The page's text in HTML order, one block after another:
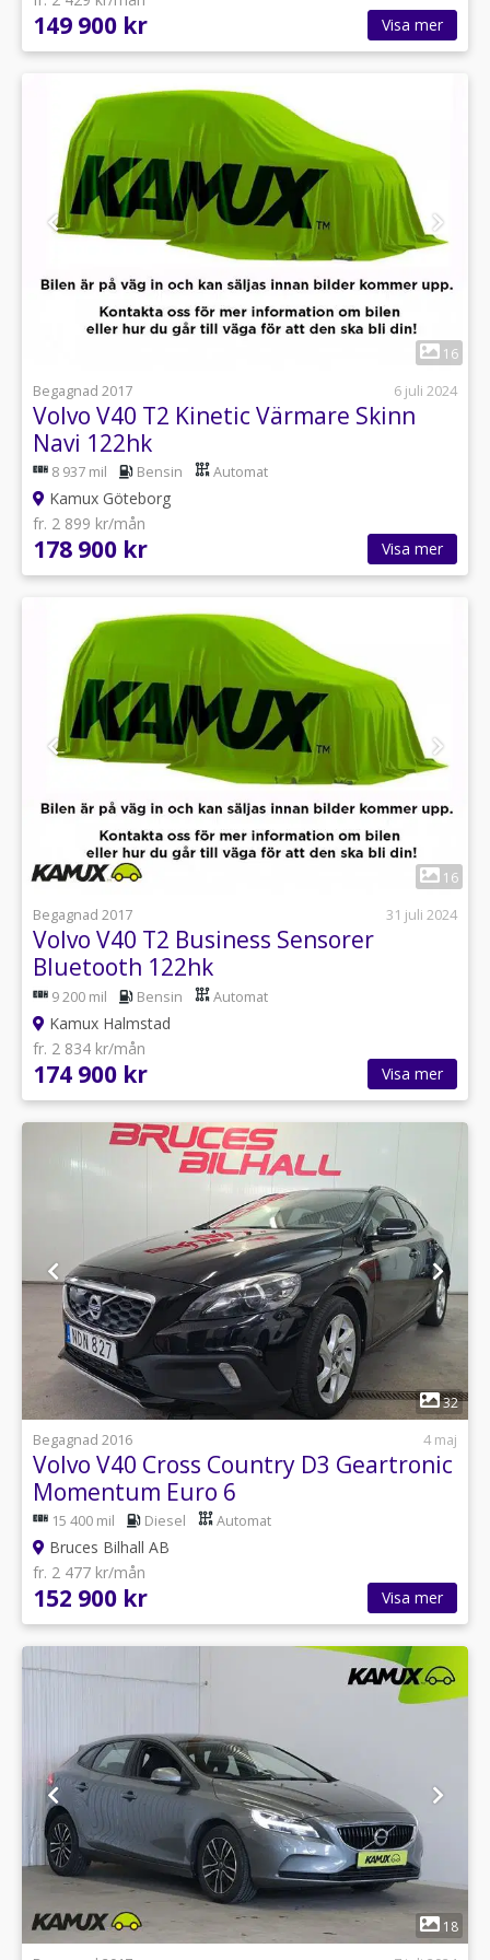
149 900 kr Visa mer
16
Begagnad 2017
6 juli 2024
Volvo V40 T2 Kinetic Värmare Skinn
Navi 122hk
8 937 mil Bensin Automat
Kamux Göteborg
fr. 2 899 kr/mån
178 900 kr Visa mer
16
Begagnad 2017
31 juli 2024
Volvo V40 T2 Business Sensorer
Bluetooth 122hk
9 200 mil Bensin Automat
Kamux Halmstad
fr. 2 834 kr/mån
174 900 kr Visa mer
1
32
Begagnad 2016
4 maj
Volvo V40 Cross Country D3 Geartronic
Momentum Euro 6
15 400 mil Diesel Automat
Bruces Bilhall AB
fr. 2 477 kr/mån
152 900 kr Visa mer
1
18